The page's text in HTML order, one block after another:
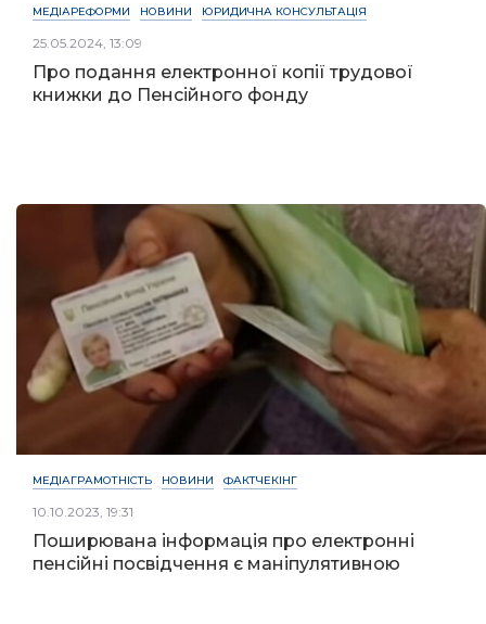
МЕДІАРЕФОРМИ НОВИНИ ЮРИДИЧНА КОНСУЛЬТАЦІЯ
25.05.2024, 13:09
Про подання електронної копії трудової
книжки до Пенсійного фонду
МЕДІАГРАМОТНІСТЬ НОВИНИ ФАКТЧЕКІНГ
10.10.2023, 19:31
Поширювана інформація про електронні
пенсійні посвідчення є маніпулятивною